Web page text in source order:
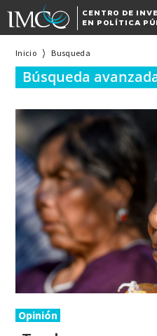
CENTRO DE
EN POLÍTICA
Inicio Busqueda
Búsqueda
Opinión